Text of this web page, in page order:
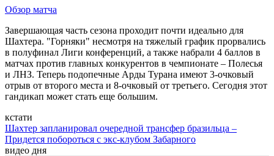
Обзор матча
Завершающая часть сезона проходит почти идеально для
Шахтера. "Горняки" несмотря на тяжелый график прорвались
в полуфинал Лиги конференций, а также набрали 4 баллов в
матчах против главных конкурентов в чемпионате – Полесья
и ЛНЗ. Теперь подопечные Арды Турана имеют 3-очковый
отрыв от второго места и 8-очковый от третьего. Сегодня этот
гандикап может стать еще большим.
кстати
Шахтер запланировал очередной трансфер бразильца –
Придется побороться с экс-клубом Забарного
видео дня